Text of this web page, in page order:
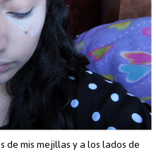
mis mejillas y a los lados de